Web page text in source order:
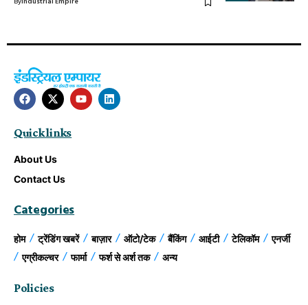
Quick links
About Us
Contact Us
Categories
होम ट्रेंडिंग खबरें बाज़ार ऑटो/टेक बैंकिंग आईटी टेलिकॉम
एनर्जी
एग्रीकल्चर
फार्मा फर्श से अर्श तक अन्य
Policies